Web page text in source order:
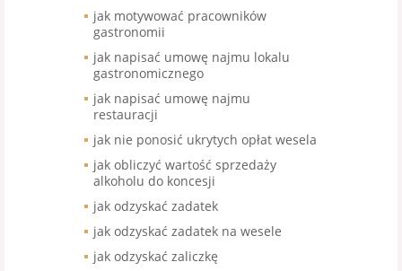
jak motywować pracowników
gastronomii
jak napisać umowę najmu lokalu
gastronomicznego
jak napisać umowę najmu
restauracji
jak nie ponosić ukrytych opłat wesela
jak obliczyć wartość sprzedaży
alkoholu do koncesji
jak odzyskać zadatek
jak odzyskać zadatek na wesele
jak odzyskać zaliczkę